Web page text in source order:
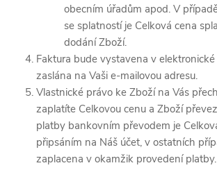
obecním úřadům apod. V
se splatností je Celková cena
dodání Zboží.
Faktura bude vystavena v
zaslána na Vaši e-mailovou adresu.
Vlastnické právo ke Zboží na Vás
zaplatíte Celkovou cenu a Zboží
platby bankovním převodem je
připsáním na Náš účet, v ostatních
zaplacena v okamžik provedení platby.